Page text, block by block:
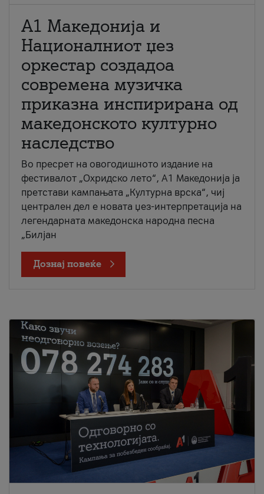
А1 Македонија и
Националниот џез
оркестар создадоа
современа музичка
приказна инспирирана од
македонското културно
наследство
Во пресрет на овогодишното издание на
фестивалот „Охридско лето“, А1 Македонија ја
претстави кампањата „Културна врска“, чиј
централен дел е новата џез-интерпретација на
легендарната македонска народна песна
„Билјан
Дознај повеќе